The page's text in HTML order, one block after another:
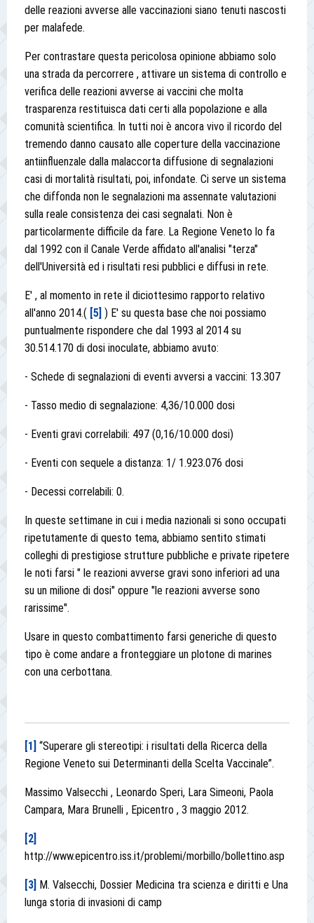
delle reazioni avverse alle vaccinazioni siano tenuti nascosti
per malafede.
Per contrastare questa pericolosa opinione abbiamo solo
una strada da percorrere , attivare un sistema di controllo e
verifica delle reazioni avverse ai vaccini che molta
trasparenza restituisca dati certi alla popolazione e alla
comunità scientifica. In tutti noi è ancora vivo il ricordo del
tremendo danno causato alle coperture della vaccinazione
antiinfluenzale dalla malaccorta diffusione di segnalazioni
casi di mortalità risultati, poi, infondate. Ci serve un sistema
che diffonda non le segnalazioni ma assennate valutazioni
sulla reale consistenza dei casi segnalati. Non è
particolarmente difficile da fare. La Regione Veneto lo fa
dal 1992 con il Canale Verde affidato all'analisi "terza"
dell'Università ed i risultati resi pubblici e diffusi in rete.
E' , al momento in rete il diciottesimo rapporto relativo
all'anno 2014.( [5] ) E' su questa base che noi possiamo
puntualmente rispondere che dal 1993 al 2014 su
30.514.170 di dosi inoculate, abbiamo avuto:
- Schede di segnalazioni di eventi avversi a vaccini: 13.307
- Tasso medio di segnalazione: 4,36/10.000 dosi
- Eventi gravi correlabili: 497 (0,16/10.000 dosi)
- Eventi con sequele a distanza: 1/ 1.923.076 dosi
- Decessi correlabili: 0.
In queste settimane in cui i media nazionali si sono occupati
ripetutamente di questo tema, abbiamo sentito stimati
colleghi di prestigiose strutture pubbliche e private ripetere
le noti farsi " le reazioni avverse gravi sono inferiori ad una
su un milione di dosi" oppure "le reazioni avverse sono
rarissime".
Usare in questo combattimento farsi generiche di questo
tipo è come andare a fronteggiare un plotone di marines
con una cerbottana.
[1] “Superare gli stereotipi: i risultati della Ricerca della
Regione Veneto sui Determinanti della Scelta Vaccinale”.
Massimo Valsecchi , Leonardo Speri, Lara Simeoni, Paola
Campara, Mara Brunelli , Epicentro , 3 maggio 2012.
[2]
http://www.epicentro.iss.it/problemi/morbillo/bollettino.asp
[3] M. Valsecchi, Dossier Medicina tra scienza e diritti e Una
lunga storia di invasioni di camp